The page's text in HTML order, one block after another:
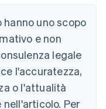
uno scopo
e non
legale
l'accuratezza,
o l'attualità
Per